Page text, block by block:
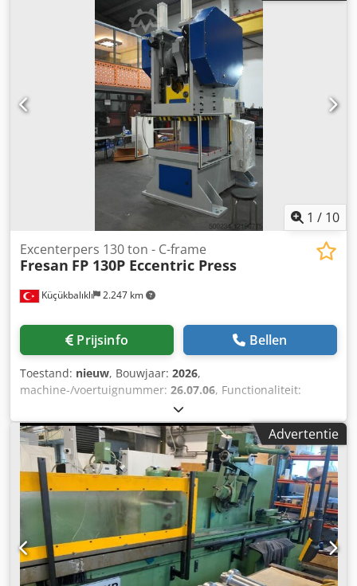
1 / 10
Küçükbalıklı 2.247 km
Excenterpers 130 ton - C-frame
Fresan FP 130P Eccentric Press
Prijsinfo Bellen
Toestand: nieuw, Bouwjaar: 2026,
machine-/voertuignummer: 26.07.06, Functionaliteit:
, Fresan FP 130P - C-frame
excenterpers - 130 ton (1300kN) TECHNISCHE GEGEVENS: *
Vermogen: 130 ton (1300kN) * Slagfrequentie: 55
slagen/min (instelbaar) * Afstand tussen tafelrammen: 500
mm * Slaginstelling: 0 - 132 mm * Ramverstelling: 95 mm
(gemotoriseerd) * Afmetingen tafel: 700 x 1000 mm
STANDAARD SPECIFICATIES: * Apparatuur volgens CE-
richtlijnen Dsdpfx Aajnyh Sio Dsck * Gelaste stalen
frameconstructie * Krukas van gelegeerd staal AISI 4140
(42CrMo4). Uiterst duurzaam en buigzaam. CNC geslepen
voor minimale oppervlaktewrijving. * Bronzen lagers van
Advertentie